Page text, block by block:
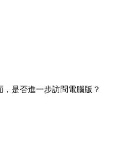
是否進一步訪問電腦版？